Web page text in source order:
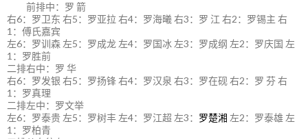
前排中：罗 箭
右6：罗卫东 右5：罗亚拉 右4：罗海曦 右3：罗 江 右2：罗锡主 右
1：傅氏嘉宾
左6：罗训森 左5：罗成龙 左4：罗国冰 左3：罗成纲 左2：罗庆国 左
1：罗胜前
二排右中：罗 华
右6：罗发银 右5：罗扬锋 右4：罗汉泉 右3：罗在砚 右2：罗 芬 右
1：罗真理
二排左中：罗文举
左6：罗泰贵 左5：罗树丰 左4：罗江超 左3： 罗楚湘 左2：罗泰雄 左
1：罗柏青